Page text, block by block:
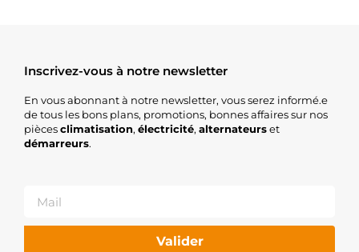
Inscrivez-vous à notre newsletter
En vous abonnant à notre newsletter, vous serez informé.e
de tous les bons plans, promotions, bonnes affaires sur nos
piècesclimatisation, électricité, alternateurset
démarreurs.
Valider